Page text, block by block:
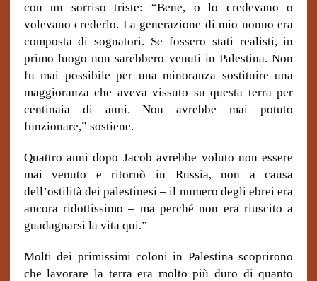
con un sorriso triste: “Bene, o lo credevano o
volevano crederlo. La generazione di mio nonno era
composta di sognatori. Se fossero stati realisti, in
primo luogo non sarebbero venuti in Palestina. Non
fu mai possibile per una minoranza sostituire una
maggioranza che aveva vissuto su questa terra per
centinaia di anni. Non avrebbe mai potuto
funzionare,” sostiene.
Quattro anni dopo Jacob avrebbe voluto non essere
mai venuto e ritornò in Russia, non a causa
dell’ostilità dei palestinesi – il numero degli ebrei era
ancora ridottissimo – ma perché non era riuscito a
guadagnarsi la vita qui.”
Molti dei primissimi coloni in Palestina scoprirono
che lavorare la terra era molto più duro di quanto